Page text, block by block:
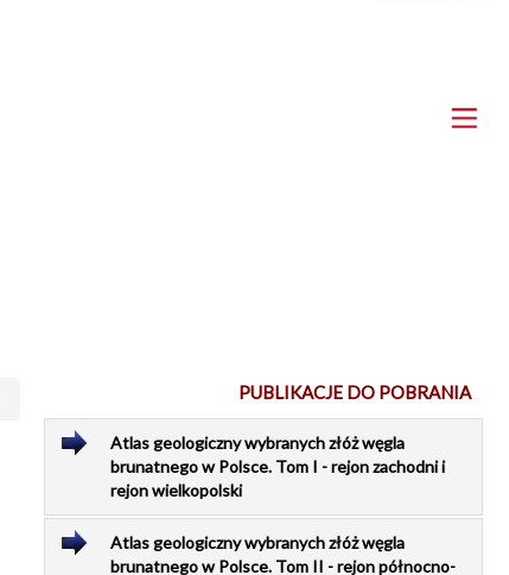
PUBLIKACJE DO POBRANIA
Atlas geologiczny wybranych złóż węgla
brunatnego w Polsce. Tom I - rejon zachodni i
rejon wielkopolski
Atlas geologiczny wybranych złóż węgla
brunatnego w Polsce. Tom II - rejon północno-